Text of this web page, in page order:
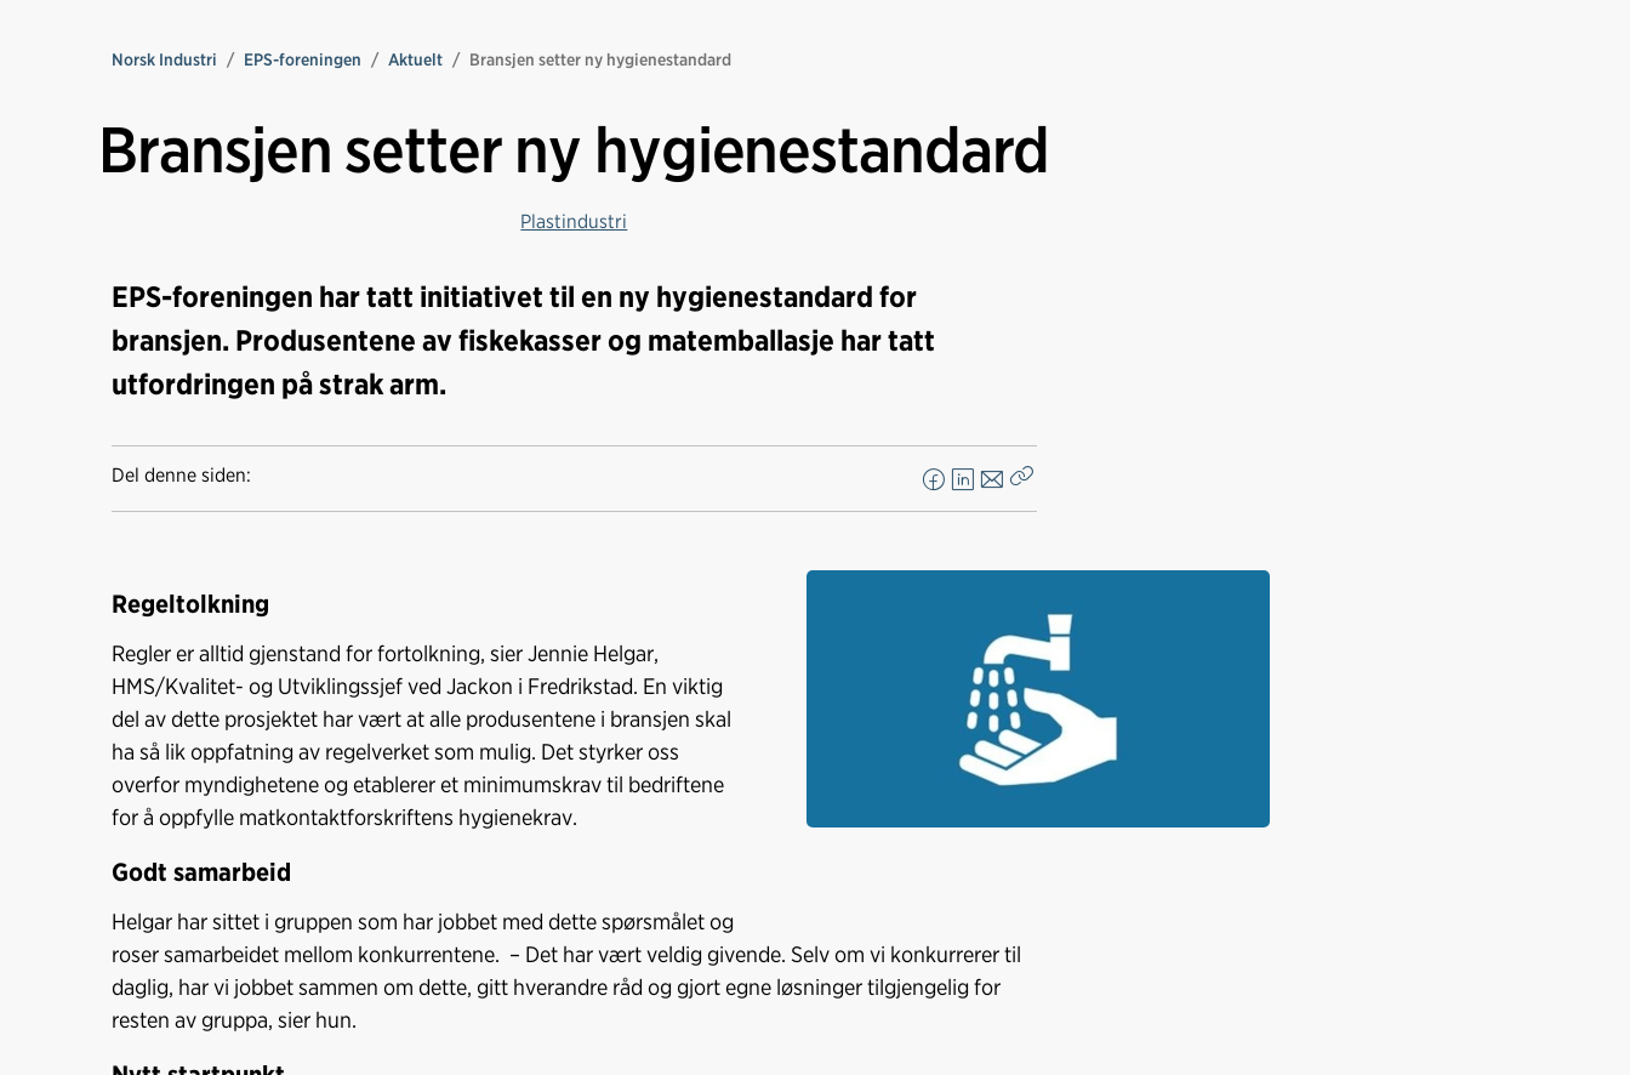
Norsk Industri EPS-foreningen Aktuelt Bransjen setter ny hygienestandard
Bransjen setter ny hygienestandard
Plastindustri
EPS-foreningen har tatt initiativet til en ny hygienestandard for
bransjen. Produsentene av fiskekasser og matemballasje har tatt
utfordringen på strak arm.
Del denne siden:
F
a
e
L
i
k
E
-
o
Regeltolkning
Regler er alltid gjenstand for fortolkning, sier Jennie Helgar,
HMS/Kvalitet- og Utviklingssjef ved Jackon i Fredrikstad. En viktig
del av dette prosjektet har vært at alle produsentene i bransjen skal
ha så lik oppfatning av regelverket som mulig. Det styrker oss
overfor myndighetene og etablerer et minimumskrav til bedriftene
for å oppfylle matkontaktforskriftens hygienekrav.
Godt samarbeid
Helgar har sittet i gruppen som har jobbet med dette spørsmålet og
roser samarbeidet mellom konkurrentene. – Det har vært veldig givende. Selv om vi konkurrerer til
daglig, har vi jobbet sammen om dette, gitt hverandre råd og gjort egne løsninger tilgjengelig for
resten av gruppa, sier hun.